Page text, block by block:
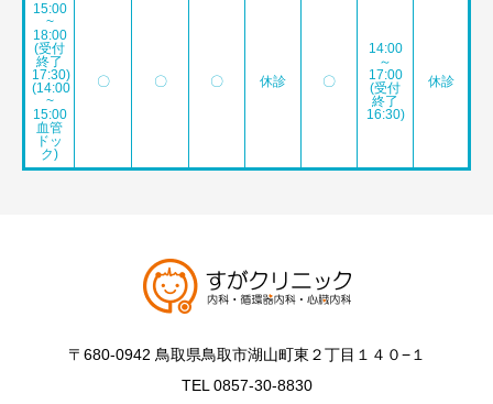
15:00
~
18:00
(受付
終了
17:30)
(14:00
~
15:00
血管
ドッ
ク)
〇 〇 〇 休診 〇
14:00
～
17:00
(受付
終了
16:30)
休診
〒680-0942 鳥取県鳥取市湖山町東２丁目１４０−１
TEL 0857-30-8830